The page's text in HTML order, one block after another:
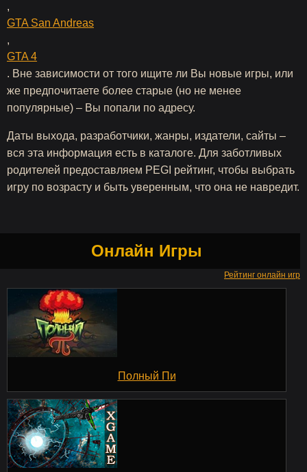
,
GTA San Andreas
,
GTA 4
. Вне зависимости от того ищите ли Вы новые игры, или
же предпочитаете более старые (но не менее
популярные) – Вы попали по адресу.
Даты выхода, разработчики, жанры, издатели, сайты –
вся эта информация есть в каталоге. Для заботливых
родителей предоставляем PEGI рейтинг, чтобы выбрать
игру по возрасту и быть уверенным, что она не навредит.
Онлайн Игры
Рейтинг онлайн игр
Полный Пи